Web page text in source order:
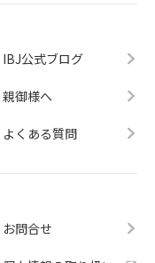
IBJ公式ブログ
親御様へ
よくある質問
お問合せ